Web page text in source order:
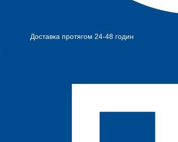
Доставка протягом 24-48 годин